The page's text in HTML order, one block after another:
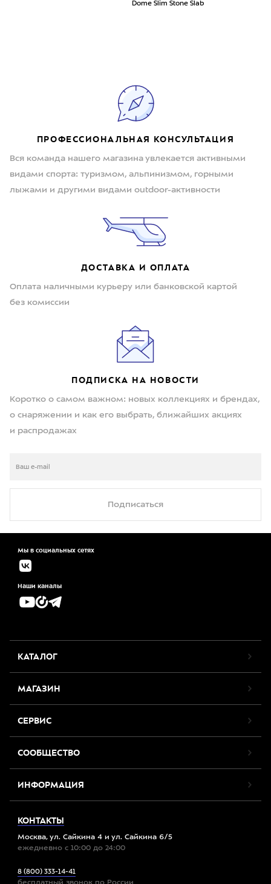
Dome Slim Stone Slab
ПРОФЕССИОНАЛЬНАЯ КОНСУЛЬТАЦИЯ
Вся команда нашего магазина увлекается активными
видами спорта: туризмом, альпинизмом, горными
лыжами и другими видами outdoor-активности
ДОСТАВКА И ОПЛАТА
Оплата наличными курьеру или банковской картой
без комиссии
ПОДПИСКА НА НОВОСТИ
Коротко о самом важном: новых коллекциях и брендах,
о снаряжении и как его выбрать, ближайших акциях
и распродажах
Подписаться
Мы в социальных сетях
Наши каналы
КАТАЛОГ
МАГАЗИН
СЕРВИС
СООБЩЕСТВО
ИНФОРМАЦИЯ
КОНТАКТЫ
Москва, ул. Сайкина 4 и ул. Сайкина 6/5
ежедневно с 10:00 до 24:00
8 (800) 333-14-41